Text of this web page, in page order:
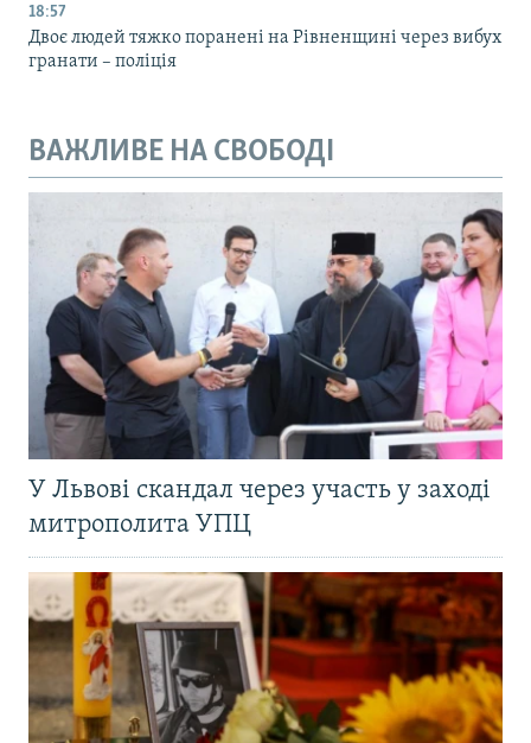
18:57
Двоє людей тяжко поранені на Рівненщині через вибух
гранати – поліція
ВАЖЛИВЕ НА СВОБОДІ
У Львові скандал через участь у заході
митрополита УПЦ